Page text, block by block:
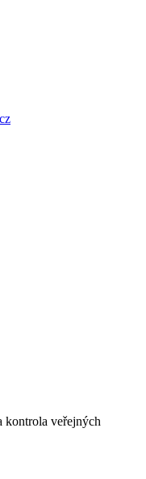
kontrola veřejných